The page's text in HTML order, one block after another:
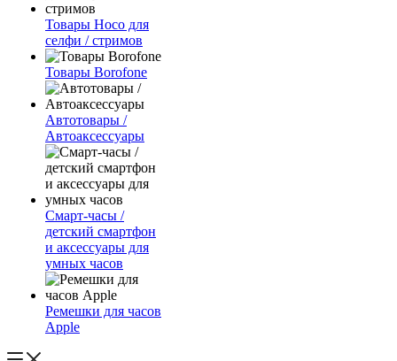
Товары Hoco для
селфи / стримов
Товары Borofone
Автотовары /
Автоаксессуары
Смарт-часы /
детский смартфон
и аксессуары для
умных часов
Ремешки для часов
Apple